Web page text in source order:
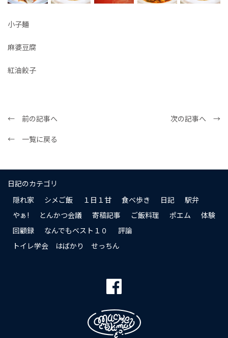
小子麺
麻婆豆腐
紅油餃子
← 前の記事へ
次の記事へ →
← 一覧に戻る
日記のカテゴリ
隠れ家
シメご飯 １日１甘 食べ歩き 日記
駅弁
やぁ!
とんかつ会議 寄稿記事 ご飯料理 ポエム
体験
回顧録
なんでもベスト１０
評論
トイレ学会 はばかり せっちん